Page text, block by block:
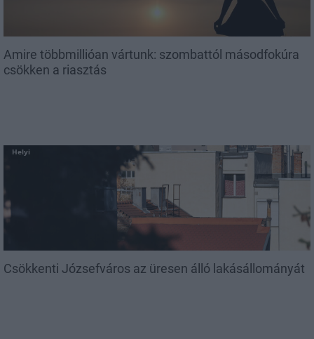
Amire többmillióan vártunk: szombattól másodfokúra
csökken a riasztás
Helyi
Csökkenti Józsefváros az üresen álló lakásállományát